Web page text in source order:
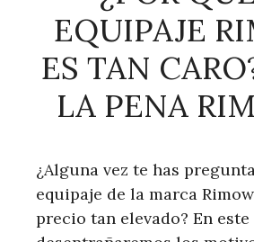
EQUIPAJE
ES TAN
LA PENA
¿Alguna vez te has
equipaje de la marca
precio tan elevado? En